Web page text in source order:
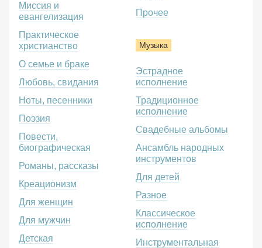
Миссия и
евангелизация
Практическое
христианство
О семье и браке
Любовь, свидания
Ноты, песенники
Поэзия
Повести,
биографическая
Романы, рассказы
Креационизм
Для женщин
Для мужчин
Детская
Прочее
Музыка
Эстрадное
исполнение
Традиционное
исполнение
Свадебные альбомы
Ансамбль народных
инструментов
Для детей
Разное
Классическое
исполнение
Инструментальная